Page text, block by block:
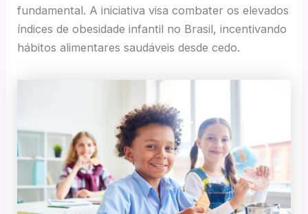
fundamental. A iniciativa visa combater os elevados
índices de obesidade infantil no Brasil, incentivando
hábitos alimentares saudáveis desde cedo.